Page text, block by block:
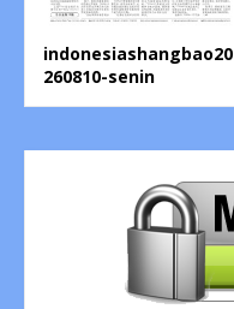
indonesiashangbao20
260810-senin